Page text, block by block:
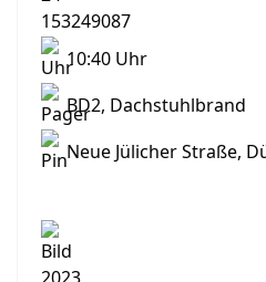
10:40 Uhr
BD2, Dachstuhlbrand
Neue Jülicher Straße,